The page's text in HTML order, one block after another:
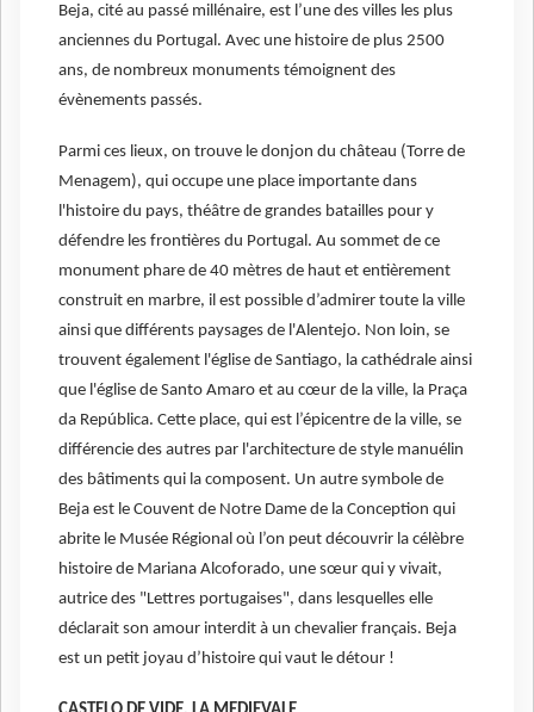
Beja, cité au passé millénaire, est l’une des villes les plus
anciennes du Portugal. Avec une histoire de plus 2500
ans, de nombreux monuments témoignent des
évènements passés.
Parmi ces lieux, on trouve le donjon du château (Torre de
Menagem), qui occupe une place importante dans
l'histoire du pays, théâtre de grandes batailles pour y
défendre les frontières du Portugal. Au sommet de ce
monument phare de 40 mètres de haut et entièrement
construit en marbre, il est possible d’admirer toute la ville
ainsi que différents paysages de l'Alentejo. Non loin, se
trouvent également l'église de Santiago, la cathédrale ainsi
que l'église de Santo Amaro et au cœur de la ville, la Praça
da República. Cette place, qui est l’épicentre de la ville, se
différencie des autres par l'architecture de style manuélin
des bâtiments qui la composent. Un autre symbole de
Beja est le Couvent de Notre Dame de la Conception qui
abrite le Musée Régional où l’on peut découvrir la célèbre
histoire de Mariana Alcoforado, une sœur qui y vivait,
autrice des "Lettres portugaises", dans lesquelles elle
déclarait son amour interdit à un chevalier français. Beja
est un petit joyau d’histoire qui vaut le détour !